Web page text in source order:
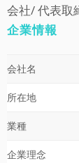
会社/ 代表取
企業情報
会社名
所在地
業種
企業理念